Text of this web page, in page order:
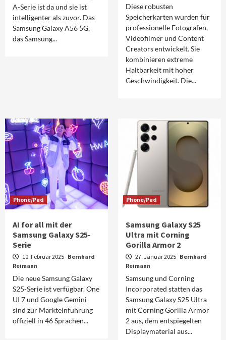
A-Serie ist da und sie ist
intelligenter als zuvor. Das
Samsung Galaxy A56 5G,
das Samsung...
Diese robusten
Speicherkarten wurden für
professionelle Fotografen,
Videofilmer und Content
Creators entwickelt. Sie
kombinieren extreme
Haltbarkeit mit hoher
Geschwindigkeit. Die...
Phone/Pad
AI for all mit der
Samsung Galaxy S25-
Serie
10. Februar 2025 Bernhard
Reimann
Die neue Samsung Galaxy
S25-Serie ist verfügbar. One
UI 7 und Google Gemini
sind zur Markteinführung
offiziell in 46 Sprachen...
Phone/Pad
Samsung Galaxy S25
Ultra mit Corning
Gorilla Armor 2
27. Januar 2025 Bernhard
Reimann
Samsung und Corning
Incorporated statten das
Samsung Galaxy S25 Ultra
mit Corning Gorilla Armor
2 aus, dem entspiegelten
Displaymaterial aus...